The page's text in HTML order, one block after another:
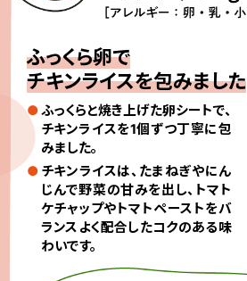
ふっくら卵で
チキンライスを包みました
ふっくらと焼き上げた卵シートで、
チキンライスを1個ずつ丁寧に包
みました。
チキンライスは、たまねぎやにん
じんで野菜の甘みを出し、トマト
ケチャップやトマトペーストをバ
ランスよく配合したコクのある味
わいです。